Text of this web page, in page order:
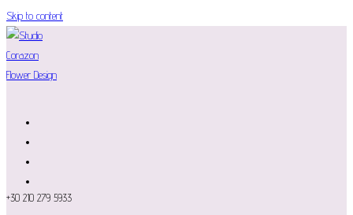
Skip to content
+30 210 279 5933